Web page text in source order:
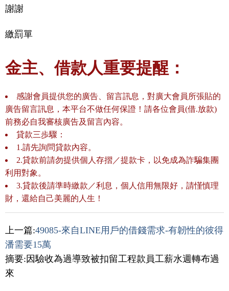
謝謝
繳罰單
金主、借款人重要提醒：
感謝會員提供您的廣告、留言訊息，對廣大會員所張貼的
廣告留言訊息，本平台不做任何保證！請各位會員(借.放款)
前務必自我審核廣告及留言內容。
貸款三歩驟：
1.請先詢問貸款內容。
2.貸款前請勿提供個人存摺／提款卡，以免成為詐騙集團
利用對象。
3.貸款後請準時繳款／利息，個人信用無限好，請慬慎理
財，還給自己美麗的人生！
上一篇:49085-來自LINE用戶的借錢需求-有韌性的彼得
潘需要15萬
摘要:因驗收為過導致被扣留工程款員工薪水週轉布過
來